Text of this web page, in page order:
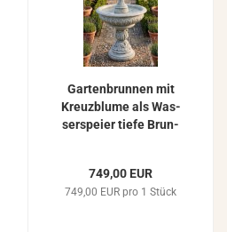
Gar­ten­brun­nen mit
Kreuz­blu­me als Was­
ser­spei­er tiefe Brun­
749,00 EUR
749,00 EUR pro 1 Stück